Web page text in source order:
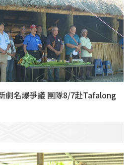
劇名爆爭議 團隊8/7赴Tafalong